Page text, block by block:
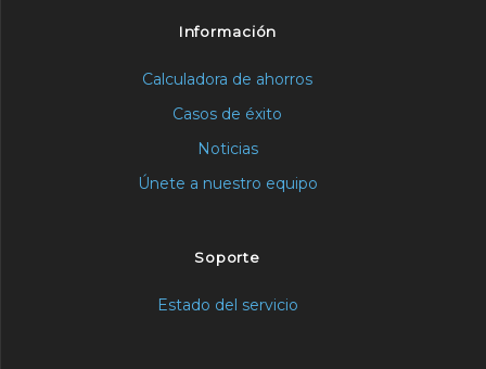
Información
Calculadora de ahorros
Casos de éxito
Noticias
Únete a nuestro equipo
Soporte
Estado del servicio